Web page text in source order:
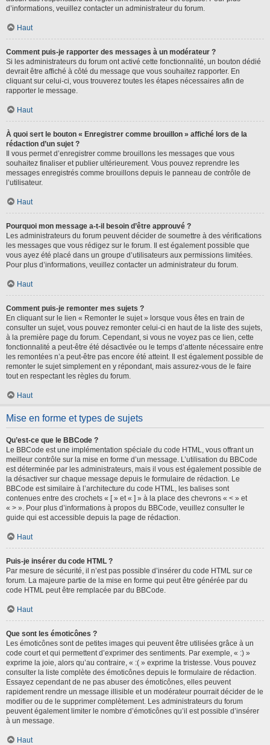
d’informations, veuillez contacter un administrateur du forum.
Haut
Comment puis-je rapporter des messages à un modérateur ?
Si les administrateurs du forum ont activé cette fonctionnalité, un bouton dédié
devrait être affiché à côté du message que vous souhaitez rapporter. En
cliquant sur celui-ci, vous trouverez toutes les étapes nécessaires afin de
rapporter le message.
Haut
À quoi sert le bouton « Enregistrer comme brouillon » affiché lors de la
rédaction d’un sujet ?
Il vous permet d’enregistrer comme brouillons les messages que vous
souhaitez finaliser et publier ultérieurement. Vous pouvez reprendre les
messages enregistrés comme brouillons depuis le panneau de contrôle de
l’utilisateur.
Haut
Pourquoi mon message a-t-il besoin d’être approuvé ?
Les administrateurs du forum peuvent décider de soumettre à des vérifications
les messages que vous rédigez sur le forum. Il est également possible que
vous ayez été placé dans un groupe d’utilisateurs aux permissions limitées.
Pour plus d’informations, veuillez contacter un administrateur du forum.
Haut
Comment puis-je remonter mes sujets ?
En cliquant sur le lien « Remonter le sujet » lorsque vous êtes en train de
consulter un sujet, vous pouvez remonter celui-ci en haut de la liste des sujets,
à la première page du forum. Cependant, si vous ne voyez pas ce lien, cette
fonctionnalité a peut-être été désactivée ou le temps d’attente nécessaire entre
les remontées n’a peut-être pas encore été atteint. Il est également possible de
remonter le sujet simplement en y répondant, mais assurez-vous de le faire
tout en respectant les règles du forum.
Haut
Mise en forme et types de sujets
Qu’est-ce que le BBCode ?
Le BBCode est une implémentation spéciale du code HTML, vous offrant un
meilleur contrôle sur la mise en forme d’un message. L’utilisation du BBCode
est déterminée par les administrateurs, mais il vous est également possible de
la désactiver sur chaque message depuis le formulaire de rédaction. Le
BBCode est similaire à l’architecture du code HTML, les balises sont
contenues entre des crochets « [ » et « ] » à la place des chevrons « < » et
« > ». Pour plus d’informations à propos du BBCode, veuillez consulter le
guide qui est accessible depuis la page de rédaction.
Haut
Puis-je insérer du code HTML ?
Par mesure de sécurité, il n’est pas possible d’insérer du code HTML sur ce
forum. La majeure partie de la mise en forme qui peut être générée par du
code HTML peut être remplacée par du BBCode.
Haut
Que sont les émoticônes ?
Les émoticônes sont de petites images qui peuvent être utilisées grâce à un
code court et qui permettent d’exprimer des sentiments. Par exemple, « :) »
exprime la joie, alors qu’au contraire, « :( » exprime la tristesse. Vous pouvez
consulter la liste complète des émoticônes depuis le formulaire de rédaction.
Essayez cependant de ne pas abuser des émoticônes, elles peuvent
rapidement rendre un message illisible et un modérateur pourrait décider de le
modifier ou de le supprimer complètement. Les administrateurs du forum
peuvent également limiter le nombre d’émoticônes qu’il est possible d’insérer
à un message.
Haut